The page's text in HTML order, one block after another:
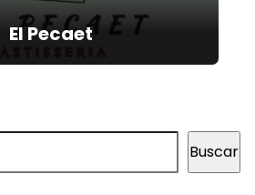
El Pecaet
Buscar